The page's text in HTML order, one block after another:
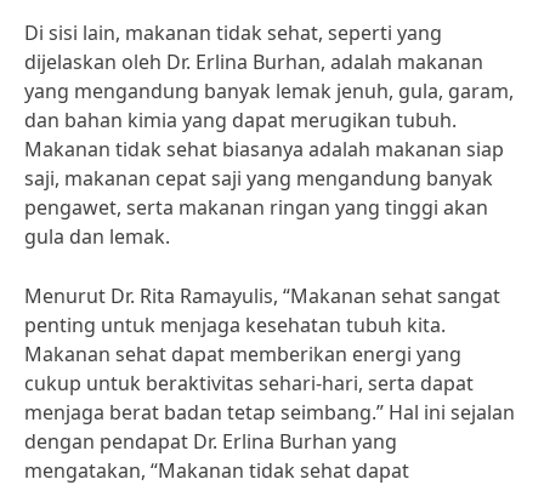
Di sisi lain, makanan tidak sehat, seperti yang
dijelaskan oleh Dr. Erlina Burhan, adalah makanan
yang mengandung banyak lemak jenuh, gula, garam,
dan bahan kimia yang dapat merugikan tubuh.
Makanan tidak sehat biasanya adalah makanan siap
saji, makanan cepat saji yang mengandung banyak
pengawet, serta makanan ringan yang tinggi akan
gula dan lemak.
Menurut Dr. Rita Ramayulis, “Makanan sehat sangat
penting untuk menjaga kesehatan tubuh kita.
Makanan sehat dapat memberikan energi yang
cukup untuk beraktivitas sehari-hari, serta dapat
menjaga berat badan tetap seimbang.” Hal ini sejalan
dengan pendapat Dr. Erlina Burhan yang
mengatakan, “Makanan tidak sehat dapat